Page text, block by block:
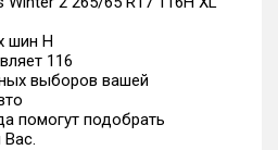
шин H
116
выборов вашей
помогут подобрать
Вас.